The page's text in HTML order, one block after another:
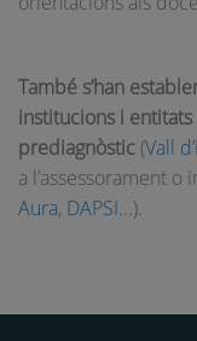
També s’han
institucions i
prediagnòstic (Vall
a l’assessorament
Aura, DAPSI...).